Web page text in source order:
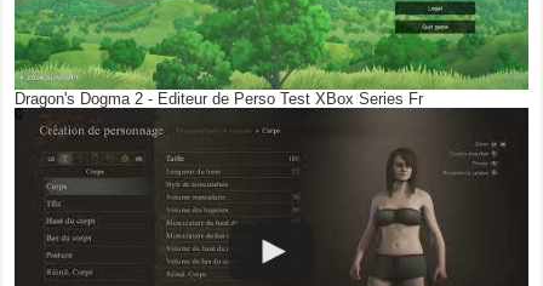
Dragon's Dogma 2 - Editeur de Perso Test XBox Series Fr